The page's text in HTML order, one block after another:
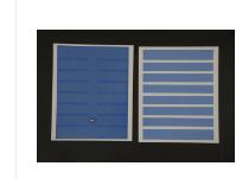
Pertunjukan VR
Tentang kami